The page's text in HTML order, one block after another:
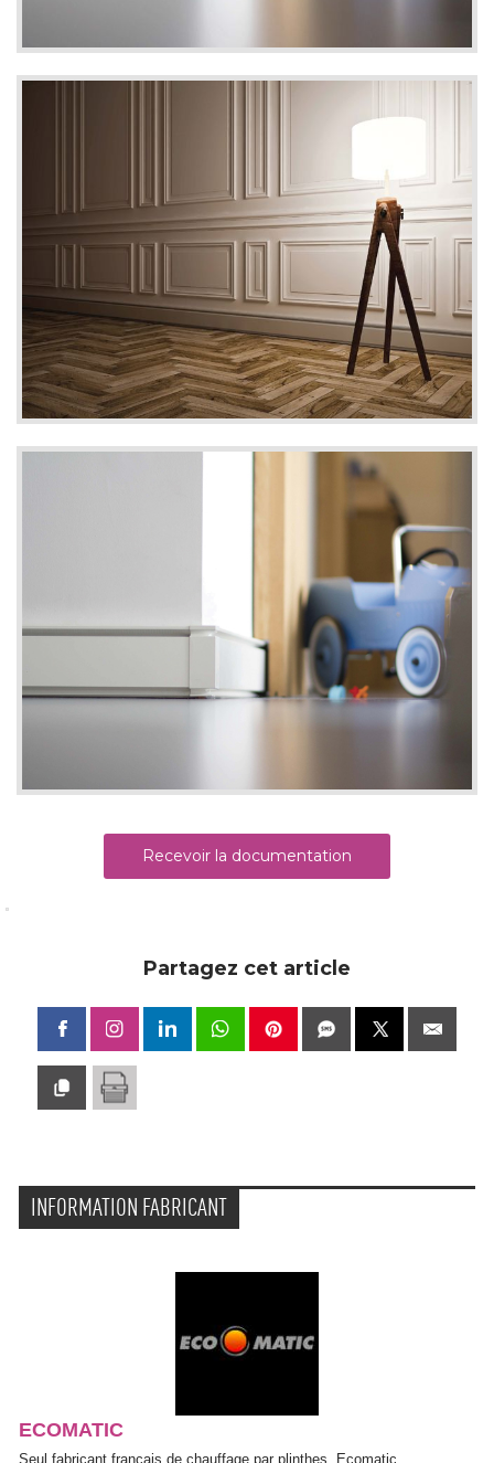
Recevoir la documentation
Partagez cet article
INFORMATION FABRICANT
ECOMATIC
Seul fabricant français de chauffage par plinthes, Ecomatic